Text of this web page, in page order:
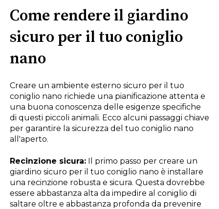
Come rendere il giardino
sicuro per il tuo coniglio
nano
Creare un ambiente esterno sicuro per il tuo
coniglio nano richiede una pianificazione attenta e
una buona conoscenza delle esigenze specifiche
di questi piccoli animali. Ecco alcuni passaggi chiave
per garantire la sicurezza del tuo coniglio nano
all'aperto.
Recinzione sicura: Il primo passo per creare un
giardino sicuro per il tuo coniglio nano è installare
una recinzione robusta e sicura. Questa dovrebbe
essere abbastanza alta da impedire al coniglio di
saltare oltre e abbastanza profonda da prevenire